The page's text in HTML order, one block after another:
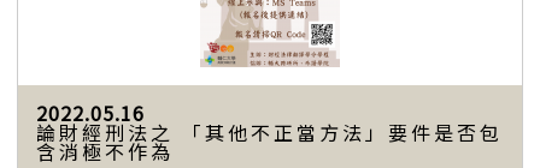
2022.05.16
論財經刑法之 「其他不正當方法」要件是否包
含消極不作為